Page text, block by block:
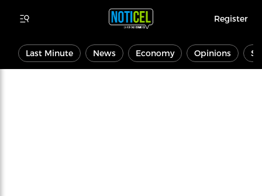
Register
Last Minute News Economy Opinions